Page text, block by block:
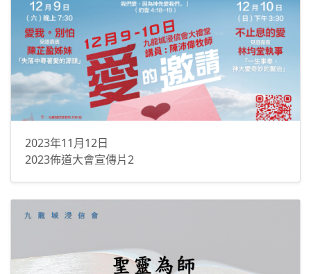
2023年11月12日
2023佈道大會宣傳片2